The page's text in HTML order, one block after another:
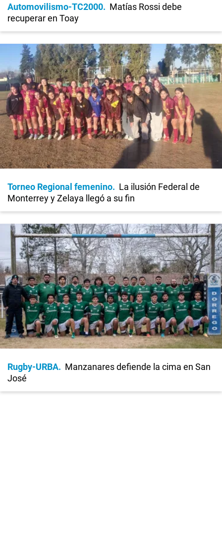
Automovilismo-TC2000
Matías Rossi debe
recuperar en Toay
Torneo Regional femenino
La ilusión Federal de
Monterrey y Zelaya llegó a su fin
Rugby-URBA
Manzanares defiende la cima en San
José